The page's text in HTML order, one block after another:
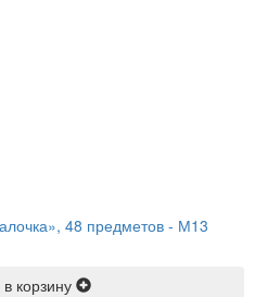
48 предметов - М13
корзину